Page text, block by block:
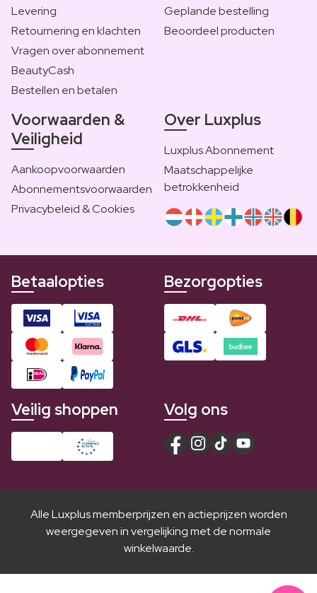
Levering
Retournering en klachten
Vragen over abonnement
BeautyCash
Bestellen en betalen
Geplande bestelling
Beoordeel producten
Voorwaarden &
Veiligheid
Aankoopvoorwaarden
Abonnementsvoorwaarden
Privacybeleid & Cookies
Over Luxplus
Luxplus Abonnement
Maatschappelijke
betrokkenheid
Betaalopties Bezorgopties
Veilig shoppen Volg ons
Alle Luxplus memberprijzen en actieprijzen worden
weergegeven in vergelijking met de normale
winkelwaarde.